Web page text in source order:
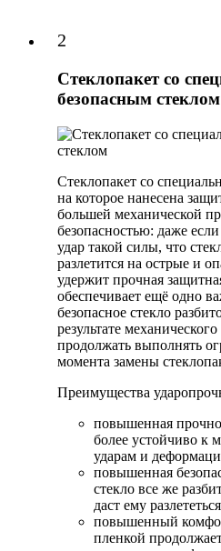
2
Стеклопакет со
безопасным стеклом
Стеклопакет со
на которое нанесена
большей механической
безопасностью: даже
удар такой силы, что
разлетится на острые и
удержит прочная
обеспечивает ещё одно
безопасное стекло
результате
продолжать выполнять
момента замены
Преимущества
повышенная
более устойчиво к
ударам и
повышенная
стекло все же
даст ему
повышенный
пленкой